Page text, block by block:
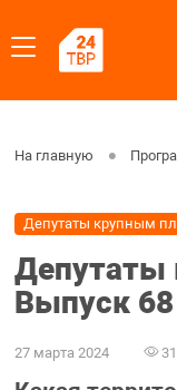
На главную
Депутаты крупным
Депутаты
Выпуск 68
27 марта 2024